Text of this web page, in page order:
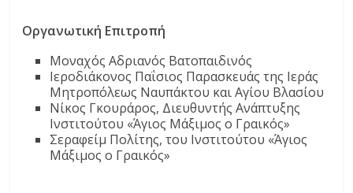
Οργανωτική Επιτροπή
Μοναχός Αδριανός Βατοπαιδινός
Ιεροδιάκονος Παΐσιος Παρασκευάς της Ιεράς
Μητροπόλεως Ναυπάκτου και Αγίου Βλασίου
Νίκος Γκουράρος, Διευθυντής Ανάπτυξης
Ινστιτούτου «Άγιος Μάξιμος ο Γραικός»
Σεραφείμ Πολίτης, του Ινστιτούτου «Άγιος
Μάξιμος ο Γραικός»